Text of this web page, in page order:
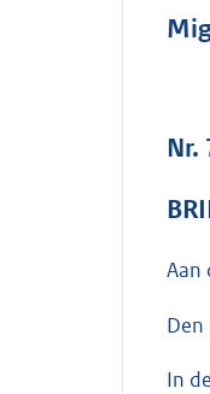
Nr.
Aan
Den
In